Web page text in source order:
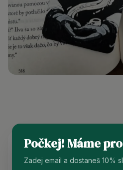
Počkej! Máme
Zadej email a dostaneš 10%